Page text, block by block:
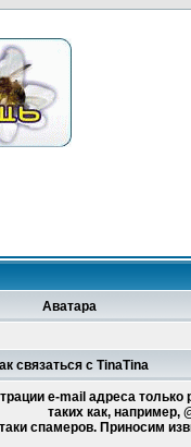
Аватара
связаться с TinaTina
e-mail адреса
таких как, например,
спамеров. Приносим